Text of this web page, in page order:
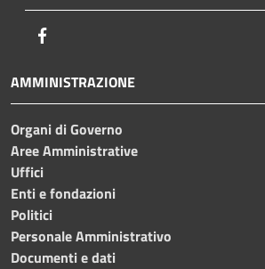
AMMINISTRAZIONE
Organi di Governo
Aree Amministrative
Uffici
Enti e fondazioni
Politici
Personale Amministrativo
Documenti e dati